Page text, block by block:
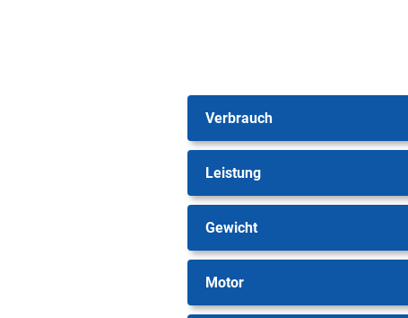
Verbrauch
Leistung
Gewicht
Motor